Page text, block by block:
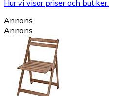
Hur vi visar priser och butiker.
Annons
Annons